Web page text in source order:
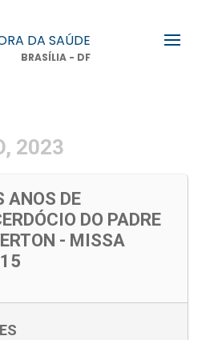
DA SAÚDE
BRASÍLIA - DF
2023
ANOS DE
DO PADRE
- MISSA